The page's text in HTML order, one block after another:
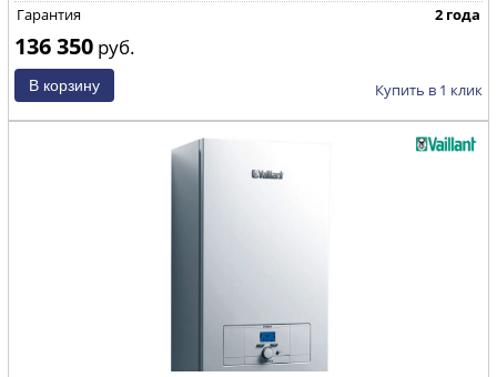
Гарантия
2 года
136 350 руб.
Купить в 1 клик